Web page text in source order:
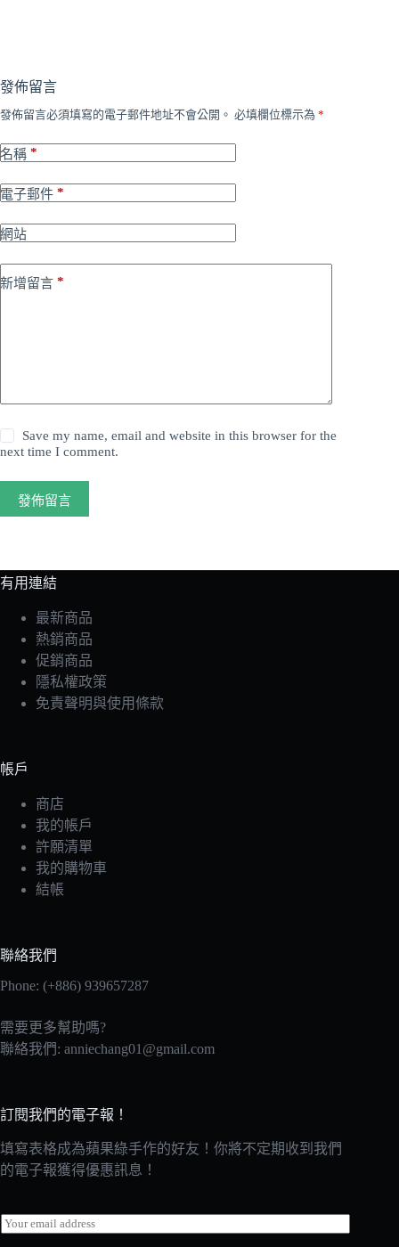
發佈留言
發佈留言必須填寫的電子郵件地址不會公開。 必填欄位標示為 *
名稱 *
電子郵件 *
網站
新增留言 *
Save my name, email and website in this browser for the
next time I comment.
發佈留言
有用連結
最新商品
熱銷商品
促銷商品
隱私權政策
免責聲明與使用條款
帳戶
商店
我的帳戶
許願清單
我的購物車
結帳
聯絡我們
Phone: (+886) 939657287
需要更多幫助嗎?
聯絡我們: anniechang01@gmail.com
訂閱我們的電子報！
填寫表格成為蘋果綠手作的好友！你將不定期收到我們
的電子報獲得優惠訊息！
E
m